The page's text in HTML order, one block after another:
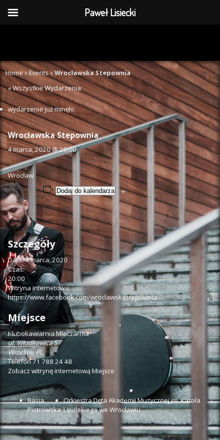
Home»Events»Wrocławska Stepownia
« Wszystkie Wydarzenia
wydarzenie już minęło.
Wrocławska Stepownia
4 marca, 2020 @ 20:00
Wrocław
Dodaj do kalendarza
Szczegóły
Data:4 marca, 2020
Czas:
20:00
Witryna internetowa:
https://www.facebook.com/wroclawskastepownia
Miejsce
Klubokawiarnia Mleczarnia
ul. Włodkowica 5
Wrocław,PL
Telefon71 788 24 48
Zobacz witrynę internetową Miejsce
Basia
Piotrowska
Orkiestra Dęta Akademii Muzycznej im. Karola
Lipińskiego we Wrocławiu
Paweł Lisiecki